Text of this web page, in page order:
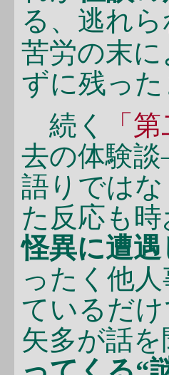
る、逃れ
苦労の末
ずに残った
続く
「
去の体験
語りでは
た反応も
怪異に遭遇
ったく他
ているだ
矢多が話